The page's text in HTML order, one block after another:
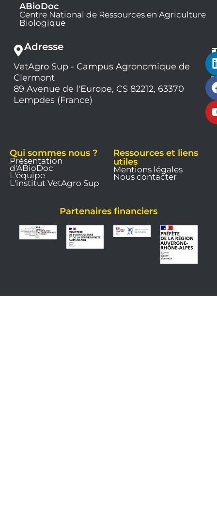
ABioDoc
Centre National de Ressources en Agriculture
Biologique
Adresse
VetAgro Sup - Campus Agronomique de
Clermont
89 Avenue de l'Europe, CS 82212, 63370
Lempdes (France)
Qui sommes nous ?
Présentation
d'ABioDoc
L'équipe
L'institut VetAgro Sup
Ressources et liens
utiles
Mentions légales
Nous contacter
Partenaires financiers